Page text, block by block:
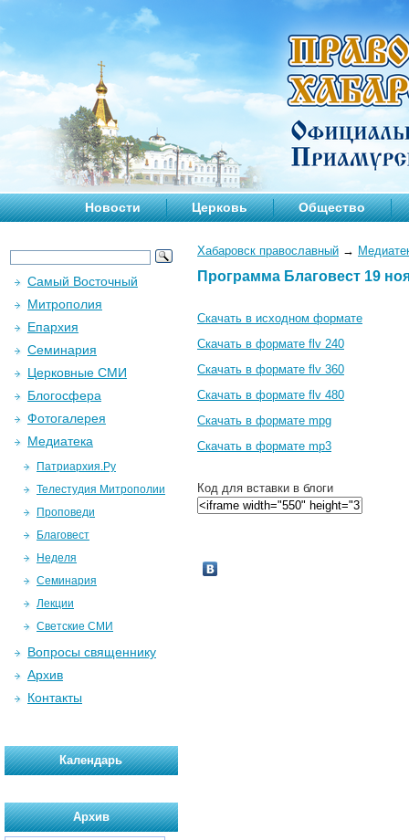
Новости Церковь Общество
Хабаровск православный →
Программа Благовест 19
Скачать в исходном формате
Скачать в формате flv 240
Скачать в формате flv 360
Скачать в формате flv 480
Скачать в формате mpg
Скачать в формате mp3
Код для вставки в блоги
Самый Восточный
Митрополия
Епархия
Семинария
Церковные СМИ
Блогосфера
Фотогалерея
Медиатека
Патриархия.Ру
Телестудия Митрополии
Проповеди
Благовест
Неделя
Семинария
Лекции
Светские СМИ
Вопросы священнику
Архив
Контакты
Календарь
Архив